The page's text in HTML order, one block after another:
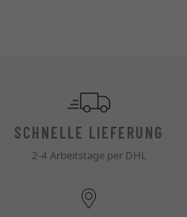
SCHNELLE LIEFERUNG
2-4 Arbeitstage per DHL